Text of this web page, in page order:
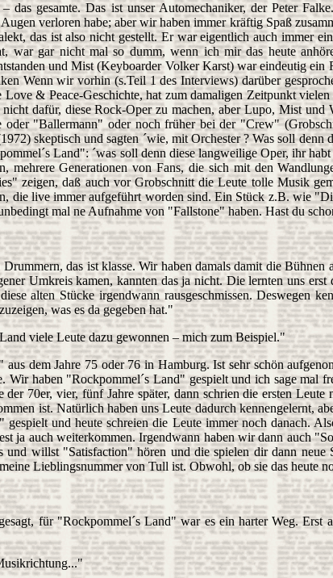
gesamte. Das ist unser Automechaniker, der Peter
verloren habe; aber wir haben immer kräftig Spaß
das ist also nicht gestellt. Er war eigentlich auch immer
war gar nicht mal so dumm, wenn ich mir das heute
und Mist (Keyboarder Volker Karst) war eindeutig ein
Wenn wir vorhin (s.Teil 1 des Interviews) darüber
& Peace-Geschichte, hat zum damaligen Zeitpunkt
dafür, diese Rock-Oper zu machen, aber Lupo, Mist
"Ballermann" oder noch früher bei der "Crew"
skeptisch und sagten ´wie, mit Orchester ? Was soll
Land": ´was soll denn diese langweilige Oper, ihr
mehrere Generationen von Fans, die sich mit den
zeigen, daß auch vor Grobschnitt die Leute tolle Musik
die live immer aufgeführt worden sind. Ein Stück z.B. wie
mal ne Aufnahme von "Fallstone" haben. Hast du
das ist klasse. Wir haben damals damit die Bühnen
Umkreis kamen, kannten das ja nicht. Die lernten uns
alten Stücke irgendwann rausgeschmissen. Deswegen
was es da gegeben hat."
viele Leute dazu gewonnen – mich zum Beispiel."
dem Jahre 75 oder 76 in Hamburg. Ist sehr schön
haben "Rockpommel´s Land" gespielt und ich sage mal
70er, vier, fünf Jahre später, dann schrien die ersten
ist. Natürlich haben uns Leute dadurch kennengelernt,
und heute schreien die Leute immer noch danach.
ja auch weiterkommen. Irgendwann haben wir dann auch
und willst "Satisfaction" hören und die spielen dir dann
Lieblingsnummer von Tull ist. Obwohl, ob sie das heute
für "Rockpommel´s Land" war es ein harter Weg. Erst